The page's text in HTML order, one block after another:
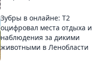
Зубры в онлайне: Т2
оцифровал места отдыха и
наблюдения за дикими
животными в Ленобласти